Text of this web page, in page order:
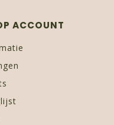
ACCOUNT